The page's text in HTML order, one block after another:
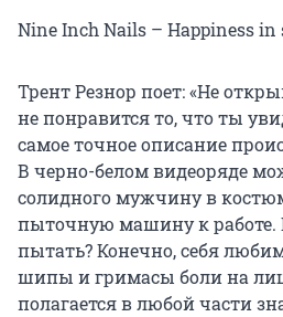
Nine Inch Nails – Happiness in
Трент Резнор поет: «Не
не понравится то, что ты
самое точное описание
В черно-белом видеоряде
солидного мужчину в
пыточную машину к работе.
пытать? Конечно, себя
шипы и гримасы боли на
полагается в любой части